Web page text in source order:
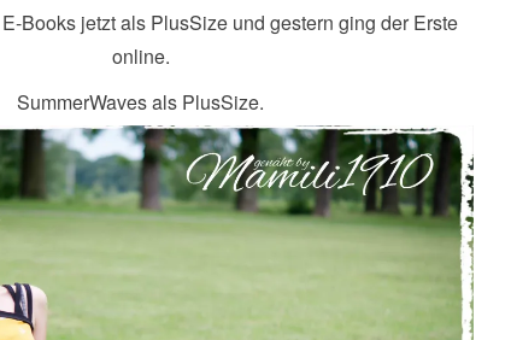
Books jetzt als PlusSize und gestern ging der Erste
online.
SummerWaves als PlusSize.